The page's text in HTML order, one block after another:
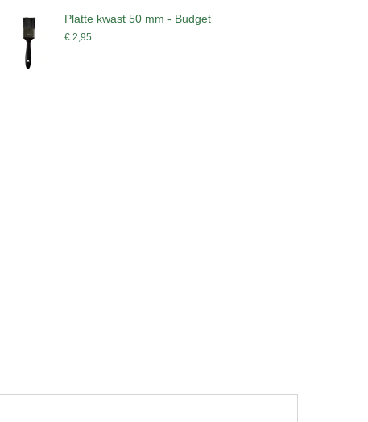
Platte kwast 50 mm - Budget
€ 2,95